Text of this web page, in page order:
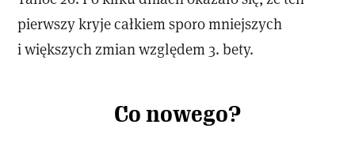
pierwszy kryje całkiem sporo mniejszych
i większych zmian względem 3. bety.
Co nowego?